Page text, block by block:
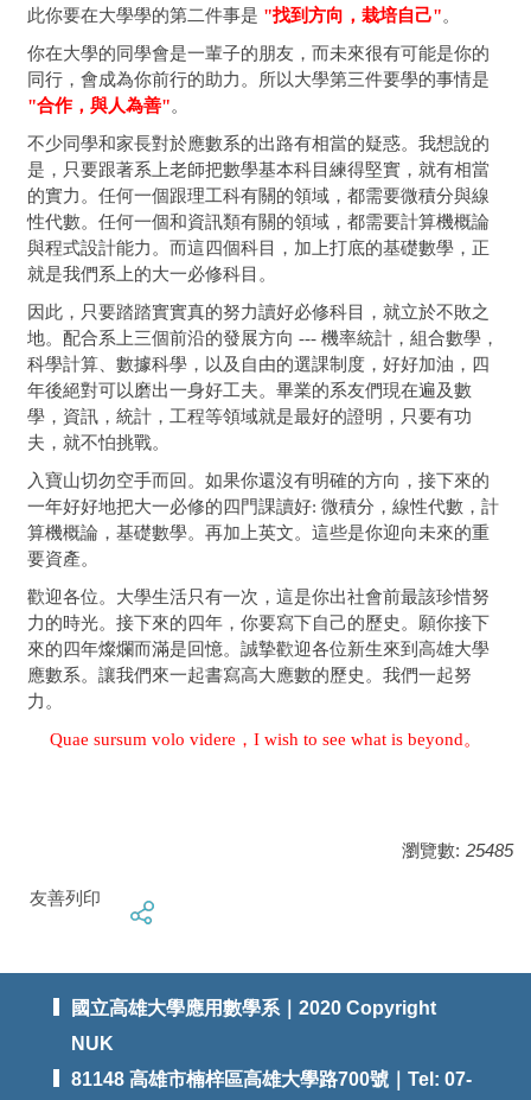
此你要在大學學的第二件事是 "找到方向，栽培自己"。
你在大學的同學會是一輩子的朋友，而未來很有可能是你的
同行，會成為你前行的助力。所以大學第三件要學的事情是
"合作，與人為善"。
不少同學和家長對於應數系的出路有相當的疑惑。我想說的
是，只要跟著系上老師把數學基本科目練得堅實，就有相當
的實力。任何一個跟理工科有關的領域，都需要微積分與線
性代數。任何一個和資訊類有關的領域，都需要計算機概論
與程式設計能力。而這四個科目，加上打底的基礎數學，正
就是我們系上的大一必修科目。
因此，只要踏踏實實真的努力讀好必修科目，就立於不敗之
地。配合系上三個前沿的發展方向 --- 機率統計，組合數學，
科學計算、數據科學，以及自由的選課制度，好好加油，四
年後絕對可以磨出一身好工夫。畢業的系友們現在遍及數
學，資訊，統計，工程等領域就是最好的證明，只要有功
夫，就不怕挑戰。
入寶山切勿空手而回。如果你還沒有明確的方向，接下來的
一年好好地把大一必修的四門課讀好: 微積分，線性代數，計
算機概論，基礎數學。再加上英文。這些是你迎向未來的重
要資產。
歡迎各位。大學生活只有一次，這是你出社會前最該珍惜努
力的時光。接下來的四年，你要寫下自己的歷史。願你接下
來的四年燦爛而滿是回憶。誠摯歡迎各位新生來到高雄大學
應數系。讓我們來一起書寫高大應數的歷史。我們一起努
力。
Quae sursum volo videre，I wish to see what is beyond。
瀏覽數: 25485
友善列印
國立高雄大學應用數學系｜2020 Copyright
NUK
81148 高雄市楠梓區高雄大學路700號｜Tel: 07-